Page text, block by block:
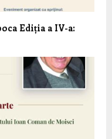
Ediția a IV-a: